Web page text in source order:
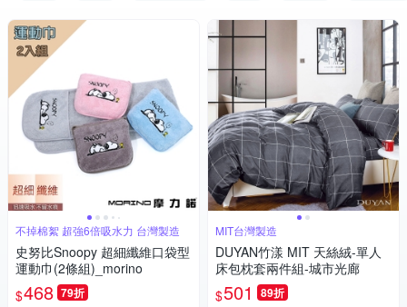
不掉棉絮 超強6倍吸水力 台灣製造
史努比Snoopy 超細纖維口袋型
運動巾(2條組)_morino
$468 79折
MIT台灣製造
DUYAN竹漾 MIT 天絲絨-單人
床包枕套兩件組-城市光廊
$501 89折